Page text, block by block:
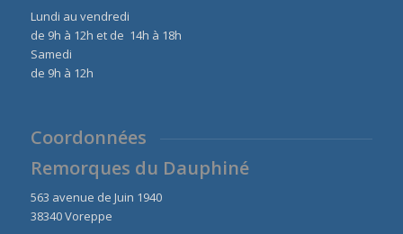
Lundi au vendredi
de 9h à 12h et de 14h à 18h
Samedi
de 9h à 12h
Coordonnées
Remorques du Dauphiné
563 avenue de Juin 1940
38340 Voreppe